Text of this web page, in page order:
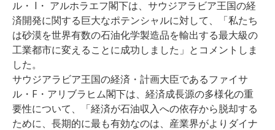
ル・ I・ アルホラエフ閣下は、サウジアラビア王国の経
済開発に関する巨大なポテンシャルに対して、「私たち
は砂漠を世界有数の石油化学製造品を輸出する最大級の
工業都市に変えることに成功しました」とコメントしま
した。
サウジアラビア王国の経済・計画大臣であるファイサ
ル・F・アリブラヒム閣下は、経済成長源の多様化の重
要性について、「経済が石油収入への依存から脱却する
ために、長期的に最も有効なのは、産業界がよりダイナ